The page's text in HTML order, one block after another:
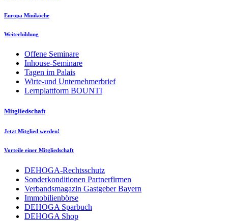
Europa Miniköche
Weiterbildung
Offene Seminare
Inhouse-Seminare
Tagen im Palais
Wirte-und Unternehmerbrief
Lernplattform BOUNTI
Mitgliedschaft
Jetzt Mitglied werden!
Vorteile einer Mitgliedschaft
DEHOGA-Rechtsschutz
Sonderkonditionen Partnerfirmen
Verbandsmagazin Gastgeber Bayern
Immobilienbörse
DEHOGA Sparbuch
DEHOGA Shop